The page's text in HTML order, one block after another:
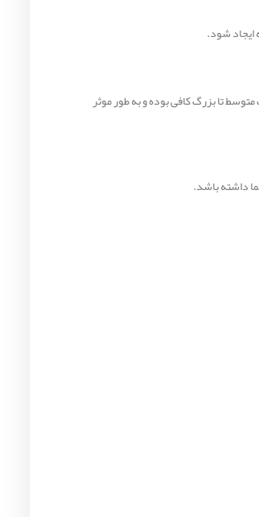
ایجاد شود.
با مساحت متوسط تا بزرگ کافی بوده و به طور موثر
داشته باشد.